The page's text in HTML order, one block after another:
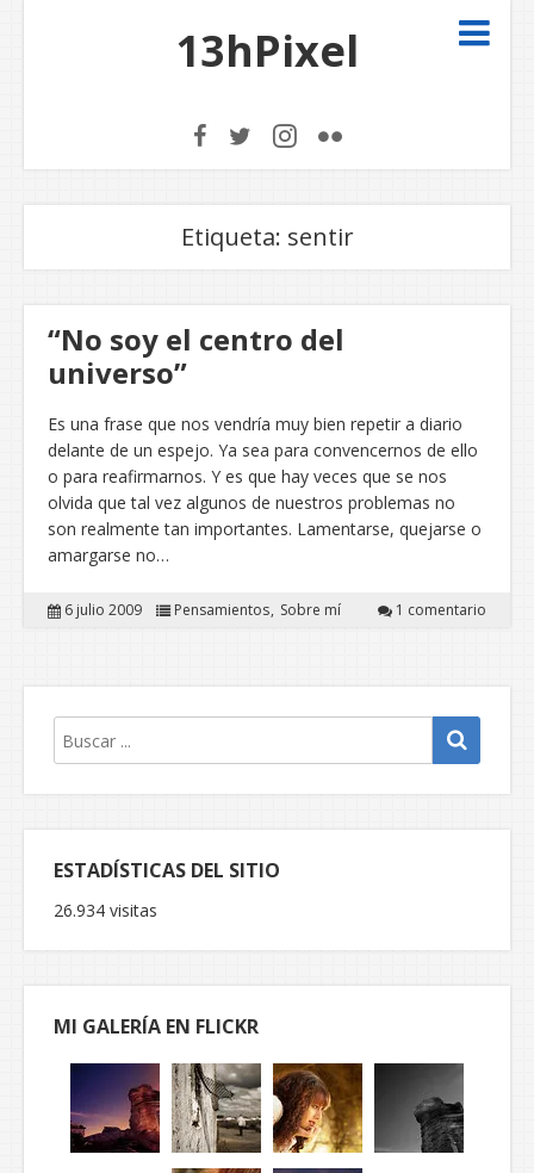
13hPixel
Etiqueta: sentir
“No soy el centro del
universo”
Es una frase que nos vendría muy bien repetir a diario
delante de un espejo. Ya sea para convencernos de ello
o para reafirmarnos. Y es que hay veces que se nos
olvida que tal vez algunos de nuestros problemas no
son realmente tan importantes. Lamentarse, quejarse o
amargarse no…
6 julio 2009 Pensamientos Sobre mí 1 comentario
ESTADÍSTICAS DEL SITIO
26.934 visitas
MI GALERÍA EN FLICKR